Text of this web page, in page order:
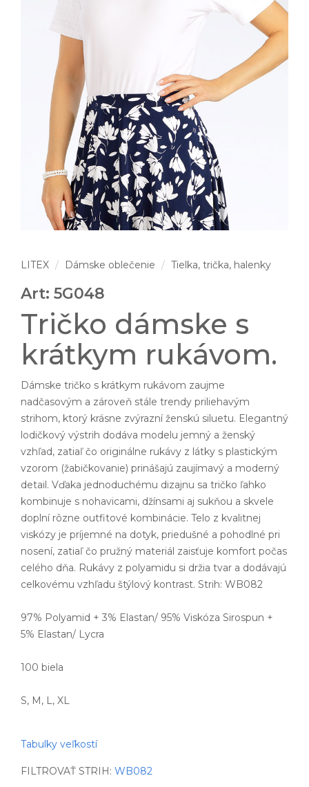
LITEX Dámske oblečenie Tielka, trička, halenky
Art: 5G048
Tričko dámske s
krátkym rukávom.
Dámske tričko s krátkym rukávom zaujme
nadčasovým a zároveň stále trendy priliehavým
strihom, ktorý krásne zvýrazní ženskú siluetu. Elegantný
lodičkový výstrih dodáva modelu jemný a ženský
vzhľad, zatiaľ čo originálne rukávy z látky s plastickým
vzorom (žabičkovanie) prinášajú zaujímavý a moderný
detail. Vďaka jednoduchému dizajnu sa tričko ľahko
kombinuje s nohavicami, džínsami aj sukňou a skvele
doplní rôzne outfitové kombinácie. Telo z kvalitnej
viskózy je príjemné na dotyk, priedušné a pohodlné pri
nosení, zatiaľ čo pružný materiál zaisťuje komfort počas
celého dňa. Rukávy z polyamidu si držia tvar a dodávajú
celkovému vzhľadu štýlový kontrast. Strih: WB082
97% Polyamid + 3% Elastan/ 95% Viskóza Sirospun +
5% Elastan/ Lycra
100 biela
S, M, L, XL
Tabulky veľkostí
FILTROVAŤ STRIH: WB082